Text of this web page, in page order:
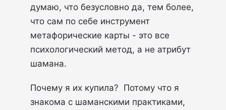
думаю, что безусловно да, тем более,
что сам по себе инструмент
метафорические карты - это все
психологический метод, а не атрибут
шамана.
Почему я их купила? Потому что я
знакома с шаманскими практиками,